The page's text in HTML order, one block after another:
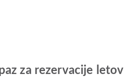
za rezervacije